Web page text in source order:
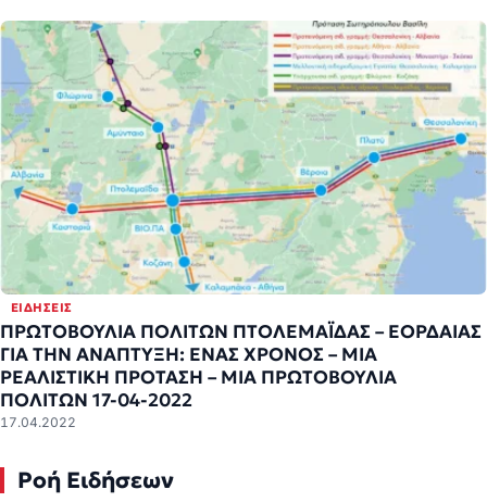
ΕΙΔΉΣΕΙΣ
ΠΡΩΤΟΒΟΥΛΙΑ ΠΟΛΙΤΩΝ ΠΤΟΛΕΜΑΪΔΑΣ – ΕΟΡΔΑΙΑΣ
ΓΙΑ ΤΗΝ ΑΝΑΠΤΥΞΗ: ΕΝΑΣ ΧΡΟΝΟΣ – ΜΙΑ
ΡΕΑΛΙΣΤΙΚΗ ΠΡΟΤΑΣΗ – ΜΙΑ ΠΡΩΤΟΒΟΥΛΙΑ
ΠΟΛΙΤΩΝ 17-04-2022
17.04.2022
Ροή Ειδήσεων